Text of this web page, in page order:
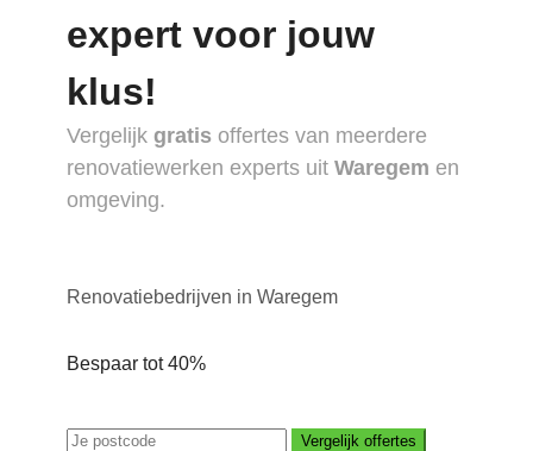
expert voor jouw
klus!
Vergelijk gratis offertes van meerdere
renovatiewerken experts uit Waregem en
omgeving.
Renovatiebedrijven in Waregem
Bespaar tot 40%
Vergelijk offertes